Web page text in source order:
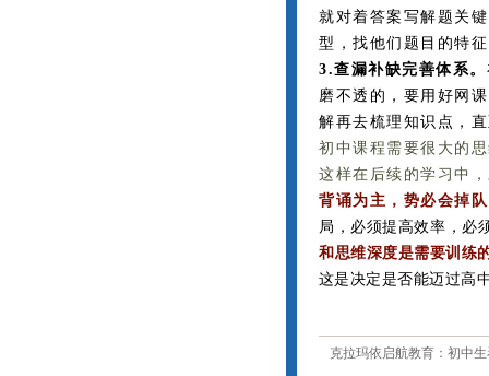
就对着答案写解题关
型，找他们题目的特
3.查漏补缺完善体系。
磨不透的，要用好网
解再去梳理知识点，
初中课程需要很大的
这样在后续的学习中
背诵为主，势必会掉
局，必须提高效率，必
和思维深度是需要训练
这是决定是否能迈过高
克拉玛依启航教育：初中